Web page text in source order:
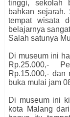
tinggi, sekolah
bahkan
tempat wisata
belajarnya
Salah satunya
Di museum ini
Rp.25.000,-
Rp.15.000,- dan
buka mulai jam
Di museum ini
kota Malang